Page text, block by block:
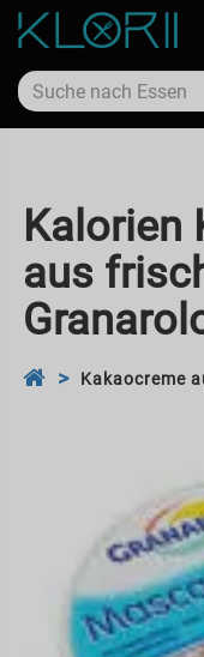
Kalorien
aus
Kakaocreme